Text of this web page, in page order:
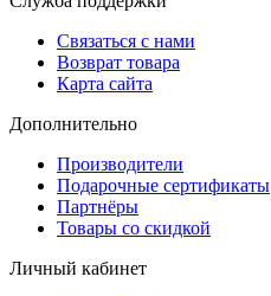
Связаться с нами
Возврат товара
Карта сайта
Дополнительно
Производители
Подарочные сертификаты
Партнёры
Товары со скидкой
Личный кабинет